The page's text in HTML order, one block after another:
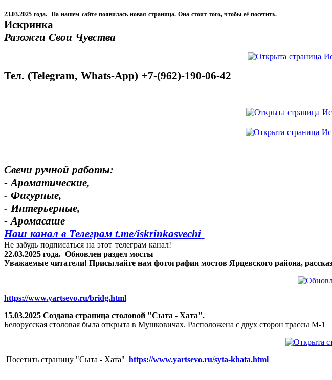
23.03.2025 года. На нашем сайте появилась новая страница. Она стоит того, чтобы её посетить.
Искринка
Разожги Свои Чувства
Тел. (Telegram, Whats-App) +7-(962)-190-06-42
Свечи ручной работы:
- Ароматические,
- Фигурные,
- Интерьерные,
- Аромасаше
Наш канал в Телеграм t.me/iskrinkasvechi
Не забудь подписаться на этот телеграм канал!
22.03.2025 года. Обновлен раздел мосты
Уважаемые читатели! Присылайте нам фотографии мостов Ярцевского района,
https://www.yartsevo.ru/bridg.html
15.03.2025 Создана страница столовой "Сыта - Хата".
Белорусская столовая была открыта в Мушковичах. Расположена с двух сторон трассы М-1
Посетить страницу "Сыта - Хата" https://www.yartsevo.ru/syta-khata.html